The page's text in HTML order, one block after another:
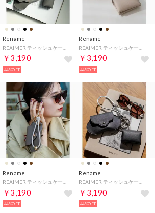
Rename
￥3,190
44%OFF
Rename
￥3,190
44%OFF
Rename
REAIMER ティッシュケース＆眼鏡ケース ストラップ 3点セット （TP）
￥3,190
44%OFF
Rename
REAIMER ティッシュケース＆眼鏡ケース ストラップ 3点セット （BK）
￥3,190
44%OFF